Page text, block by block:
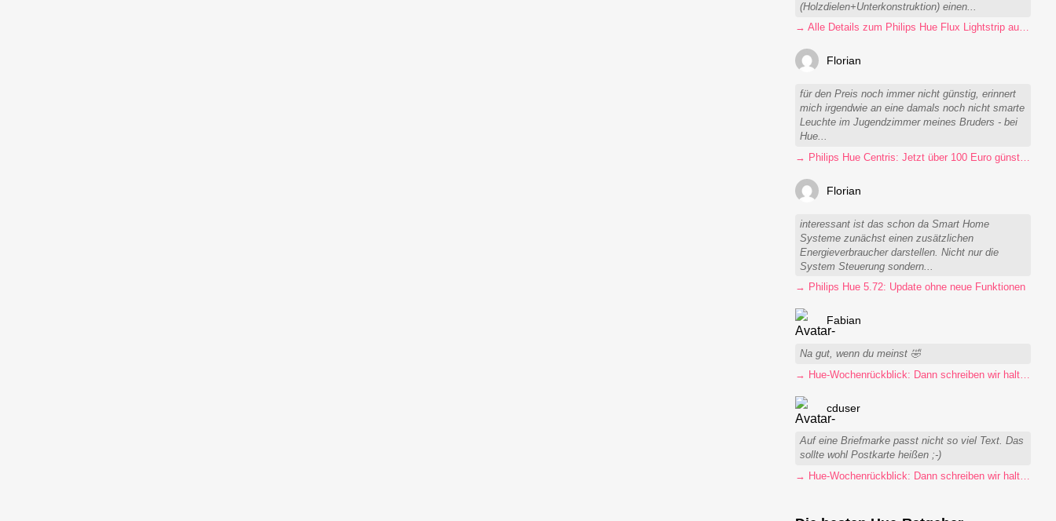
(Holzdielen+Unterkonstruktion) einen...
→ Alle Details zum Philips Hue Flux Lightstrip auf einen Blick
Florian
für den Preis noch immer nicht günstig, erinnert
mich irgendwie an eine damals noch nicht smarte
Leuchte im Jugendzimmer meines Bruders - bei
Hue...
→ Philips Hue Centris: Jetzt über 100 Euro günstiger
Florian
interessant ist das schon da Smart Home
Systeme zunächst einen zusätzlichen
Energieverbraucher darstellen. Nicht nur die
System Steuerung sondern...
→ Philips Hue 5.72: Update ohne neue Funktionen
Fabian
Na gut, wenn du meinst 🤣
cduser
Auf eine Briefmarke passt nicht so viel Text. Das
sollte wohl Postkarte heißen ;-)
→ Hue-Wochenrückblick: Dann schreiben wir halt Postkarten